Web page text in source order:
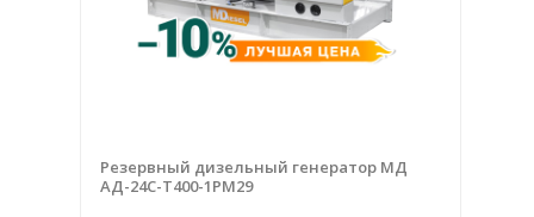
Резервный дизельный генератор МД
АД-24С-Т400-1РМ29